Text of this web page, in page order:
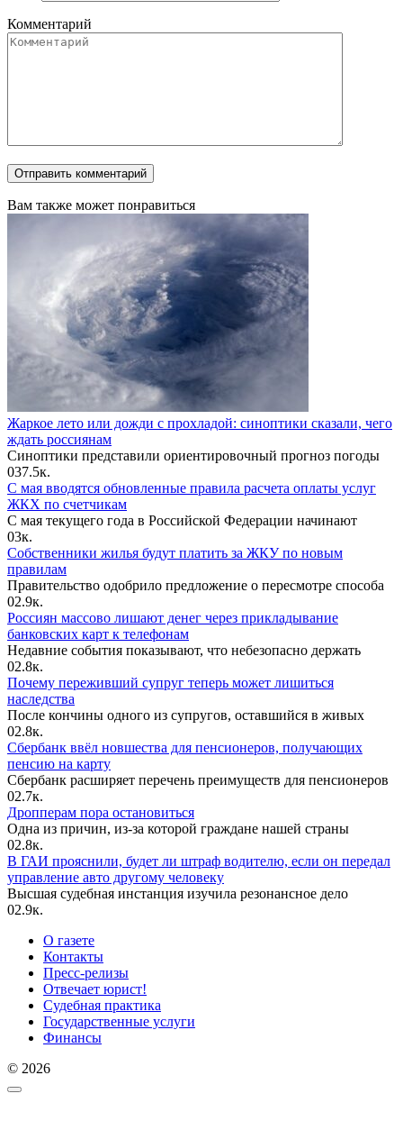
Комментарий
Вам также может понравиться
Жаркое лето или дожди с прохладой: синоптики сказали, чего
ждать россиянам
Синоптики представили ориентировочный прогноз погоды
037.5к.
С мая вводятся обновленные правила расчета оплаты услуг
ЖКХ по счетчикам
С мая текущего года в Российской Федерации начинают
03к.
Собственники жилья будут платить за ЖКУ по новым
правилам
Правительство одобрило предложение о пересмотре способа
02.9к.
Россиян массово лишают денег через прикладывание
банковских карт к телефонам
Недавние события показывают, что небезопасно держать
02.8к.
Почему переживший супруг теперь может лишиться
наследства
После кончины одного из супругов, оставшийся в живых
02.8к.
Сбербанк ввёл новшества для пенсионеров, получающих
пенсию на карту
Сбербанк расширяет перечень преимуществ для пенсионеров
02.7к.
Дропперам пора остановиться
Одна из причин, из-за которой граждане нашей страны
02.8к.
В ГАИ прояснили, будет ли штраф водителю, если он передал
управление авто другому человеку
Высшая судебная инстанция изучила резонансное дело
02.9к.
О газете
Контакты
Пресс-релизы
Отвечает юрист!
Судебная практика
Государственные услуги
Финансы
© 2026